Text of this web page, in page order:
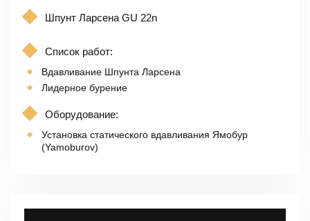
Шпунт Ларсена GU 22n
Список работ:
Вдавливание Шпунта Ларсена
Лидерное бурение
Оборудование:
Установка статического вдавливания Ямобур
(Yamoburov)